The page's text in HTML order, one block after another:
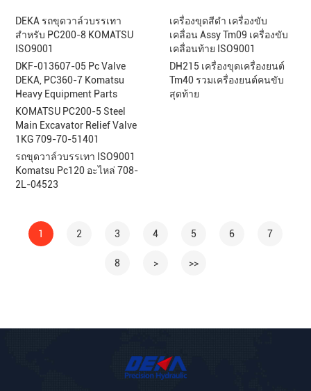
DEKA รถขุดวาล์วบรรเทา
สำหรับ PC200-8 KOMATSU
ISO9001
DKF-013607-05 Pc Valve
DEKA, PC360-7 Komatsu
Heavy Equipment Parts
KOMATSU PC200-5 Steel
Main Excavator Relief Valve
1KG 709-70-51401
รถขุดวาล์วบรรเทา ISO9001
Komatsu Pc120 อะไหล่ 708-
2L-04523
เครื่องขุดสีดํา เครื่องขับ
เคลื่อน Assy Tm09 เครื่องขับ
เคลื่อนท้าย ISO9001
DH215 เครื่องขุดเครื่องยนต์
Tm40 รวมเครื่องยนต์คนขับ
สุดท้าย
1 2 3 4 5 6 7
8 > >>